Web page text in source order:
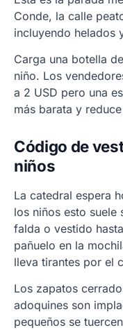
Conde, la calle
incluyendo helados
Carga una botella
niño. Los
a 2 USD pero una
más barata y
Código de
niños
La catedral espera
los niños esto suele
falda o vestido
pañuelo en la
lleva tirantes por el
Los zapatos
adoquines son
pequeños se